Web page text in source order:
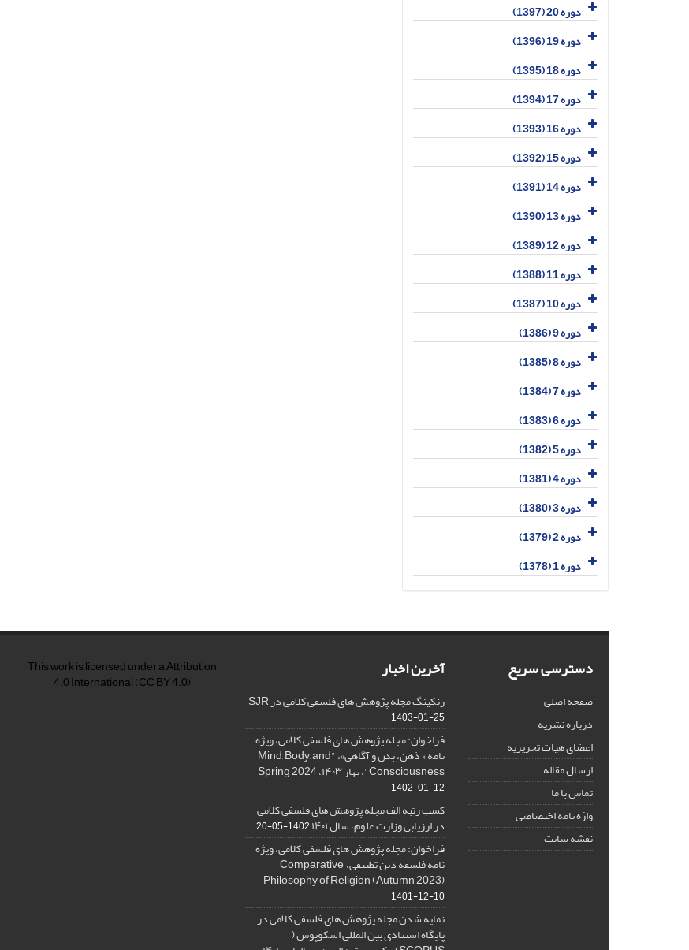
دوره 20 (1397)
دوره 19 (1396)
دوره 18 (1395)
دوره 17 (1394)
دوره 16 (1393)
دوره 15 (1392)
دوره 14 (1391)
دوره 13 (1390)
دوره 12 (1389)
دوره 11 (1388)
دوره 10 (1387)
دوره 9 (1386)
دوره 8 (1385)
دوره 7 (1384)
دوره 6 (1383)
دوره 5 (1382)
دوره 4 (1381)
دوره 3 (1380)
دوره 2 (1379)
دوره 1 (1378)
دسترسی سریع
صفحه اصلی
درباره نشریه
اعضای هیات تحریریه
ارسال مقاله
تماس با ما
واژه نامه اختصاصی
نقشه سایت
آخرین اخبار
رنکینگ مجله پژوهش های فلسفی کلامی در SJR
1403-01-25
فراخوان: مجله پژوهش های فلسفی کلامی، ویژه
نامه « ذهن، بدن و آگاهی»، "Mind, Body, and
Consciousness"، بهار ۱۴۰۳، Spring 2024
1402-01-12
کسب رتبه الف مجله پژوهش های فلسفی کلامی
در ارزیابی وزارت علوم، سال ۱۴۰۱ 1402-05-20
فراخوان: مجله پژوهش های فلسفی کلامی، ویژه
نامه فلسفه دین تطبیقی، ,Comparative
Philosophy of Religion (Autumn 2023)
1401-12-10
نمایه شدن مجله پژوهش های فلسفی کلامی در
پایگاه استنادی بین المللی اسکوپوس (
This work is licensed under aAttribution
4.0 International(CC BY 4.0)